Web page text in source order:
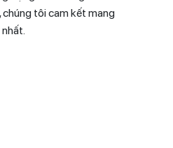
tôi cam kết mang